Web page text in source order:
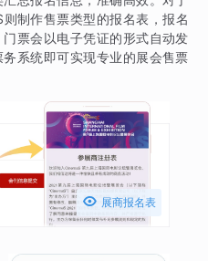
制作售票类型的报名表，报名
票会以电子凭证的形式自动发
系统即可实现专业的展会售票
 展商报名表